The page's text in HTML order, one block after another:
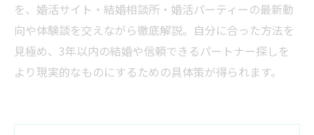
を、婚活サイト・結婚相談所・婚活パーティーの最新動
向や体験談を交えながら徹底解説。自分に合った方法を
見極め、3年以内の結婚や信頼できるパートナー探しを
より現実的なものにするための具体策が得られます。